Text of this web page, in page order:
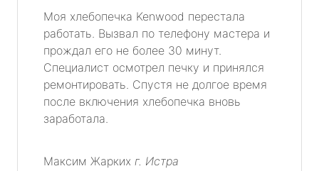
Моя хлебопечка Kenwood перестала
работать. Вызвал по телефону мастера и
прождал его не более 30 минут.
Специалист осмотрел печку и принялся
ремонтировать. Спустя не долгое время
после включения хлебопечка вновь
заработала.
Максим Жарких г. Истра